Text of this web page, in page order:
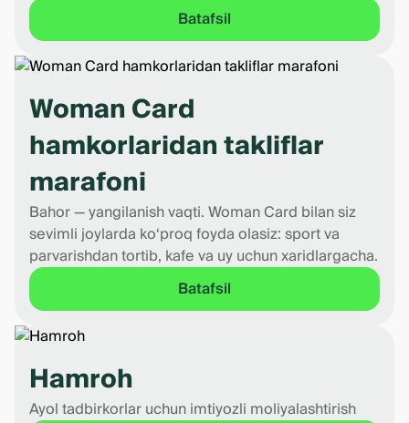
Batafsil
Woman Card
hamkorlaridan takliflar
marafoni
Bahor — yangilanish vaqti. Woman Card bilan siz
sevimli joylarda ko‘proq foyda olasiz: sport va
parvarishdan tortib, kafe va uy uchun xaridlargacha.
Batafsil
Hamroh
Ayol tadbirkorlar uchun imtiyozli moliyalashtirish